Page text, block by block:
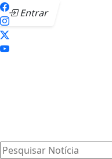
Entrar
Pesquisar Notícia